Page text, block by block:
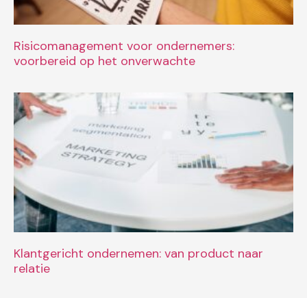
Risicomanagement voor ondernemers:
voorbereid op het onverwachte
Klantgericht ondernemen: van product naar
relatie